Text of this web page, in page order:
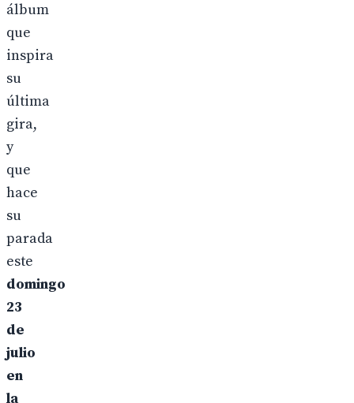
álbum
que
inspira
su
última
gira,
y
que
hace
su
parada
este
domingo
23
de
julio
en
la